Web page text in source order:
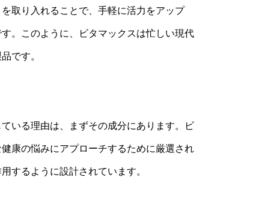
取り入れることで、手軽に活力をアップ
。このように、ビタマックスは忙しい現代
です。
いる理由は、まずその成分にあります。ビ
康の悩みにアプローチするために厳選され
するように設計されています。